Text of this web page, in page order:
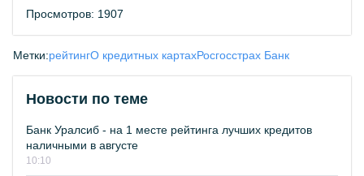
Просмотров: 1907
Метки:рейтингО кредитных картахРосгосстрах Банк
Новости по теме
Банк Уралсиб - на 1 месте рейтинга лучших кредитов
наличными в августе
10:10